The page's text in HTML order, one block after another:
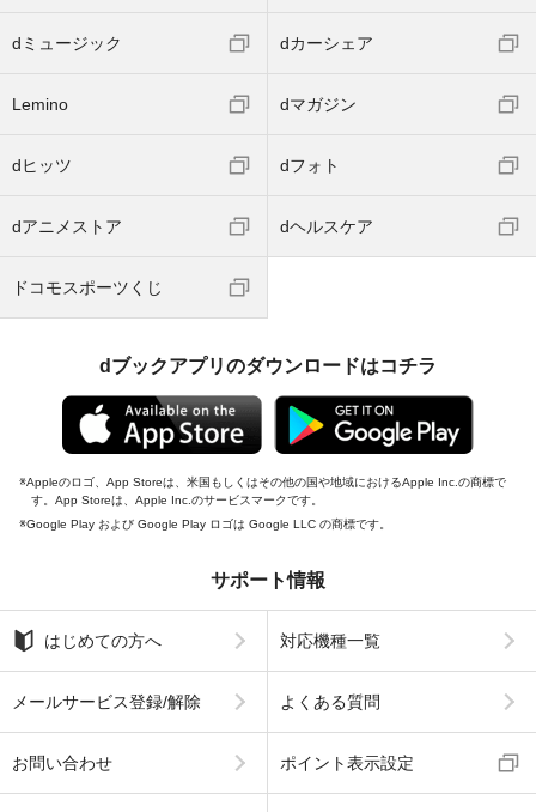
dミュージック dカーシェア
Lemino dマガジン
dヒッツ dフォト
dアニメストア dヘルスケア
ドコモスポーツくじ
dブックアプリのダウンロードはコチラ
Appleのロゴ、App Storeは、米国もしくはその他の国や地域におけるApple Inc.の商標で
す。App Storeは、Apple Inc.のサービスマークです。
Google Play および Google Play ロゴは Google LLC の商標です。
サポート情報
はじめての方へ 対応機種一覧
メールサービス登録/解除 よくある質問
お問い合わせ ポイント表示設定